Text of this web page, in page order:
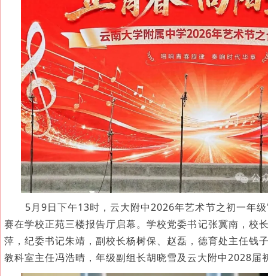
5月9日下午13时，云大附中2026年艺术节之初一年
赛在学校正苑三楼报告厅启幕。学校党委书记张冀南，校
萍，纪委书记朱靖，副校长杨树保、赵磊，德育处主任钱
教科室主任冯浩晴，年级副组长胡晓雪及云大附中2028届